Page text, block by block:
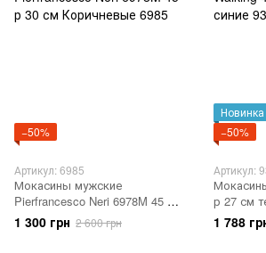
−50%
Артикул: 6985
Мокасины мужские
Pierfrancesco Neri 6978M 45 р
30 см Коричневые 6985
1 300 грн 2 600 грн
Новинка
−50%
Артикул:
р 27 см
1 788